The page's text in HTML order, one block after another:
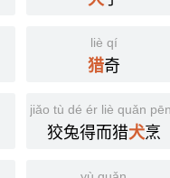
liè qí
猎奇
jiǎo tù dé ér liè quǎn
狡兔得而猎犬烹